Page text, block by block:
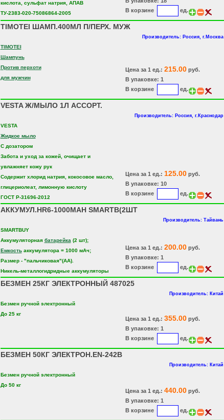
кислота, сульфат натрия, АПАВ
ТУ-2383-020-75086864-2005
В корзине
ед.
TIMOTEI ШАМП.400МЛ П/ПЕРХ. МУЖ
Производитель: Россия, г.Москва
TIMOTEI
Шампунь
Против перхоти
для мужчин
Цена за 1 ед.: 215.00руб.
В упаковке: 1
В корзине
ед.
VESTA Ж/МЫЛО 1Л АССОРТ.
Производитель: Россия, г.Краснодар
VESTA
Жидкое мыло
C дозатором
Забота и уход за кожей, очищает и
увлажняет кожу рук
Содержит хлорид натрия, кокосовое масло,
глицериолеат, лимонную кислоту
ГОСТ Р-31696-2012
Цена за 1 ед.: 125.00руб.
В упаковке: 10
В корзине
ед.
АККУМУЛ.HR6-1000МАН SMARTB(2ШТ
Производитель: Тайвань
SMARTBUY
Аккумуляторная батарейка (2 шт);
Емкостьаккумулятора = 1000 мАч;
Размер - "пальчиковая"(AA).
Никель-металлогидридные аккумуляторы
Цена за 1 ед.: 200.00руб.
В упаковке: 1
В корзине
ед.
БЕЗМЕН 25КГ ЭЛЕКТРОННЫЙ 487025
Производитель: Китай
Безмен ручной электронный
До 25 кг
Цена за 1 ед.: 355.00руб.
В упаковке: 1
В корзине
ед.
БЕЗМЕН 50КГ ЭЛЕКТРОН.EN-242B
Производитель: Китай
Безмен ручной электронный
До 50 кг
Цена за 1 ед.: 440.00руб.
В упаковке: 1
В корзине
ед.